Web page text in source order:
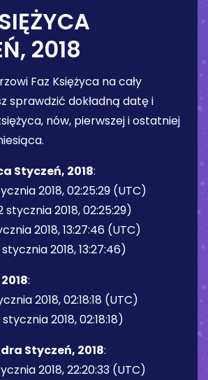
2018
Faz Księżyca na cały
sprawdzić dokładną datę i
nów, pierwszej i ostatniej
Styczeń, 2018:
2018, 02:25:29 (UTC)
stycznia 2018, 02:25:29)
2018, 13:27:46 (UTC)
2018, 13:27:46)
:
2018, 02:18:18 (UTC)
2018, 02:18:18)
Styczeń, 2018:
2018, 22:20:33 (UTC)